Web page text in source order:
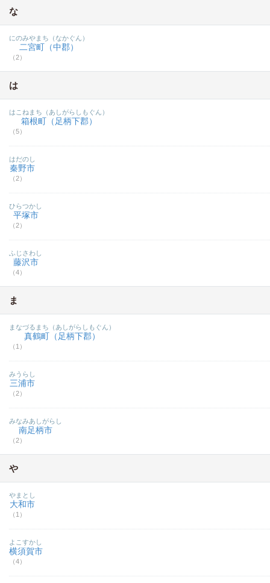
な
二宮町（中郡）
（2）
にのみやまち（なかぐん）
は
箱根町（足柄下郡）
（5）
はこねまち（あしがらしもぐん）
秦野市
（2）
はだのし
平塚市
（2）
ひらつかし
藤沢市
（4）
ふじさわし
ま
真鶴町（足柄下郡）
（1）
まなづるまち（あしがらしもぐん）
三浦市
（2）
みうらし
南足柄市
（2）
みなみあしがらし
や
大和市
（1）
やまとし
横須賀市
（4）
よこすかし